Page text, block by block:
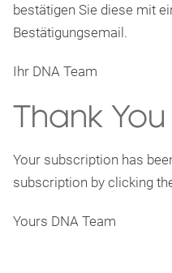
bestätigen Sie diese mit
Bestätigungsemail.
Ihr DNA Team
Thank You
Your subscription has
subscription by clicking
Yours DNA Team